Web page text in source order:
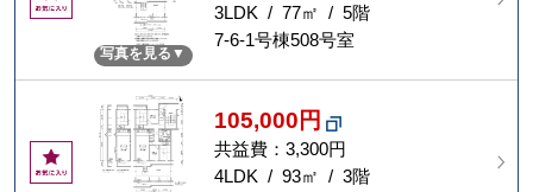
気
り
写真を見る
3LDK / 77㎡ / 5階
7-6-1号棟508号室
お
気
105,000円
共益費：3,300円
4LDK / 93㎡ / 3階